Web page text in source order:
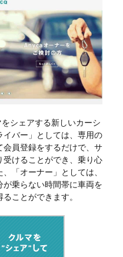
シェアする新しいカーシ
イバー」としては、専用の
会員登録をするだけで、サ
けることができ、乗り心
「オーナー」としては、
乗らない時間帯に車両を
ことができます。